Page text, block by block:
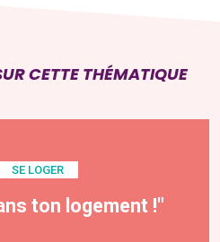
CETTE THÉMATIQUE
SE LOGER
ton logement !"